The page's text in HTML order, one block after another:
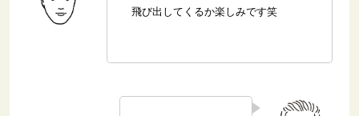
飛び出してくるか楽しみです笑